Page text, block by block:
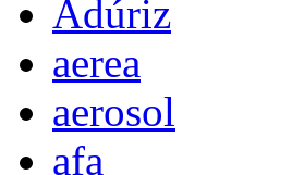
Adúriz
aerea
aerosol
afa